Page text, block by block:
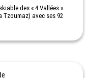
des « 4 Vallées »
Tzoumaz) avec ses 92